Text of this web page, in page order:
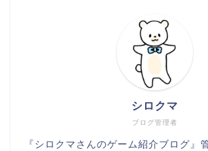
ブログ管理者
シロクマ
『シロクマさんのゲーム紹介ブログ』